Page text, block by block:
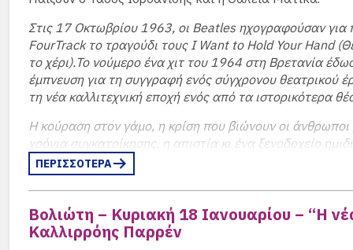
Στις 17 Οκτωβρίου 1963, οι Beatles ηχογραφούσαν
FourTrack το τραγούδι τους I Want to Hold Your Hand
το χέρι).Το νούμερο ένα χιτ του 1964 στη Βρετανία
έμπνευση για τη συγγραφή ενός σύγχρονου θεατρικού
τη νέα καλλιτεχνική εποχή ενός από τα ιστορικότερα
Η κούραση στον γάμο, η κρίση που βιώνουν οι
χρόνια συγκατοίκησης, η απιστία κι ένα ξενοδοχείο
σκηνικό για δύο «παράνομους» εραστές.
οι δύο τα δίκια τους. Έχουν κάνει και οι δύο λάθη.
Η παγκόσμια δραματουργία έχει συχνά ασχοληθεί με
ανθρώπινων σχέσεων, με τις ανάγκες των δύο φύλων,
τα πρέπει τους, ίσως επειδή ο θεατής άμεσα ή έμμεσα
ΠΕΡΙΣΣΟΤΕΡΑ
Βολιώτη – Κυριακή 18 Ιανουαρίου – “Η
Καλλιρρόης Παρρέν